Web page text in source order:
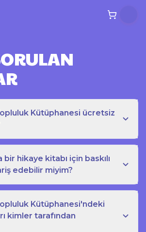
Kütüphanesi ücretsiz
hikaye kitabı için baskılı
edebilir miyim?
Kütüphanesi'ndeki
kimler tarafından